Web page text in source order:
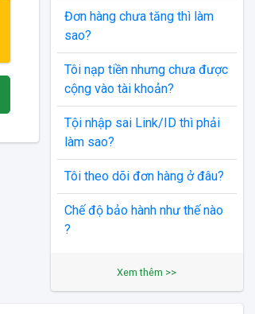
Đơn hàng chưa tăng thì làm
sao?
Tôi nạp tiền nhưng chưa được
cộng vào tài khoản?
Tội nhập sai Link/ID thì phải
làm sao?
Tôi theo dõi đơn hàng ở đâu?
Chế độ bảo hành như thế nào
?
Xem thêm >>